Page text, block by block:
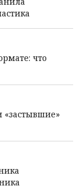
что
«застывшие»